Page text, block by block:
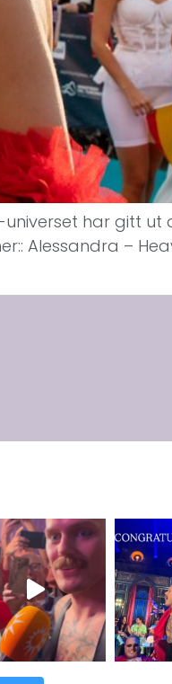
har gitt ut
Alessandra –